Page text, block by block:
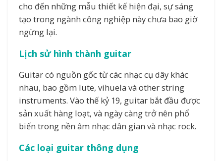
cho đến những mẫu thiết kế hiện đại, sự sáng
tạo trong ngành công nghiệp này chưa bao giờ
ngừng lại.
Lịch sử hình thành guitar
Guitar có nguồn gốc từ các nhạc cụ dây khác
nhau, bao gồm lute, vihuela và other string
instruments. Vào thế kỷ 19, guitar bắt đầu được
sản xuất hàng loạt, và ngày càng trở nên phổ
biến trong nền âm nhạc dân gian và nhạc rock.
Các loại guitar thông dụng